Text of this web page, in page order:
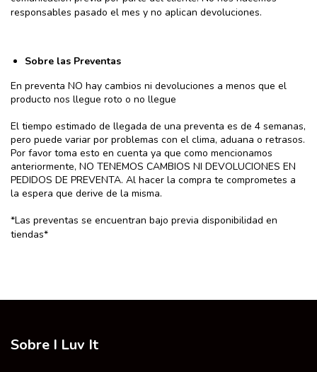
responsables pasado el mes y no aplican devoluciones.
Sobre las Preventas
En preventa NO hay cambios ni devoluciones a menos que el
producto nos llegue roto o no llegue
El tiempo estimado de llegada de una preventa es de 4 semanas,
pero puede variar por problemas con el clima, aduana o retrasos.
Por favor toma esto en cuenta ya que como mencionamos
anteriormente, NO TENEMOS CAMBIOS NI DEVOLUCIONES EN
PEDIDOS DE PREVENTA. Al hacer la compra te comprometes a
la espera que derive de la misma.
*Las preventas se encuentran bajo previa disponibilidad en
tiendas*
Sobre I Luv It